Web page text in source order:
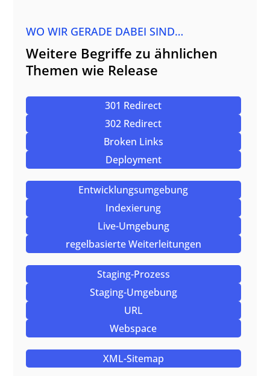
WO WIR GERADE DABEI SIND…
Weitere Begriffe zu ähnlichen
Themen wie Release
301 Redirect
302 Redirect
Broken Links
Deployment
Entwicklungsumgebung
Indexierung
Live-Umgebung
regelbasierte Weiterleitungen
Staging-Prozess
Staging-Umgebung
URL
Webspace
XML-Sitemap